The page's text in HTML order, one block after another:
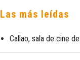
Las más leídas
Callao, sala de cine